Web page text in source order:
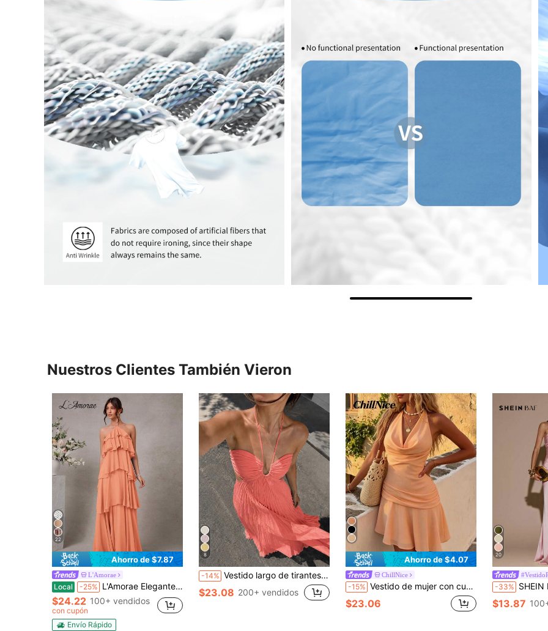
Nuestros Clientes También Vieron
22
Ahorro de $7.87
L'Amorae
Local -25% L'Amorae Elegante vestido maxi de gasa con cuello halter y volantes para invitados a bodas románticas
$24.22 100+ vendidos
con cupón
Envío Rápido
8
-14% Vestido largo de tirantes plisado azul claro para mujer, con busto fruncido, espalda descubierta y fluido, elegante para vacaciones, playa, resort, fiesta y temporada de regreso a la escuela
$23.08 200+ vendidos
Ahorro de $4.07
ChillNice
-15% Vestido de mujer con cuello drapeado color melocotón, diseño de espalda con lazo y detalle de cintura fruncida, vestido mini versátil adecuado para brunch, salidas y uso en verano
$23.06
20
-33% SHEIN BAE Vestido largo de sirena minimalista y sexy de color amarillo crema
$13.87